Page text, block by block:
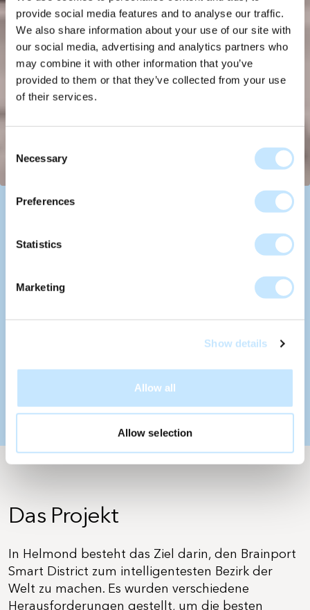
provide social media features and to analyse our traffic.
We also share information about your use of our site with
our social media, advertising and analytics partners who
may combine it with other information that you’ve
provided to them or that they’ve collected from your use
of their services.
Selection
Necessary
Preferences
Statistics
Marketing
Show details
Allow all
Allow selection
Auftraggeber
Brainport Smart District
Module insgesamt und aktiv
108.000 kWh pro Jahr
Das Projekt
In Helmond besteht das Ziel darin, den Brainport
Smart District zum intelligentesten Bezirk der
Welt zu machen. Es wurden verschiedene
Herausforderungen gestellt, um die besten